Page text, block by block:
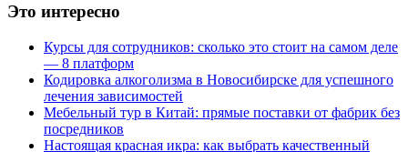
Это интересно
Курсы для сотрудников: сколько это стоит на самом деле
— 8 платформ
Кодировка алкоголизма в Новосибирске для успешного
лечения зависимостей
Мебельный тур в Китай: прямые поставки от фабрик без
посредников
Настоящая красная икра: как выбрать качественный